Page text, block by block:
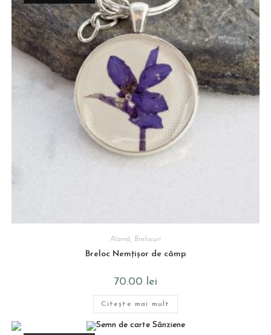
Alamă Brelocuri
Breloc Nemțișor de câmp
70.00 lei
Citește mai mult